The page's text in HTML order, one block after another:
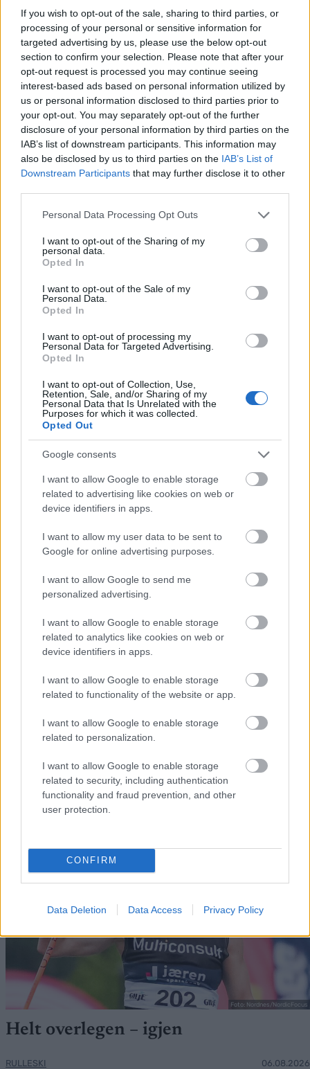
If you wish to opt-out of the sale, sharing to third parties, or
processing of your personal or sensitive information for
targeted advertising by us, please use the below opt-out
section to confirm your selection. Please note that after your
opt-out request is processed you may continue seeing
interest-based ads based on personal information utilized by
us or personal information disclosed to third parties prior to
your opt-out. You may separately opt-out of the further
disclosure of your personal information by third parties on the
IAB’s list of downstream participants. This information may
also be disclosed by us to third parties on the IAB’s List of
Downstream Participants that may further disclose it to other
Please note that this website/app uses one or more Google
not limited to your visit or usage behaviour. You may click to
grant or deny consent to Google and its third-party tags to
use your data for below specified purposes in below Google
consent section.
Personal Data Processing Opt Outs
I want to opt-out of the Sharing of my
personal data.
Opted In
I want to opt-out of the Sale of my
Personal Data.
Opted In
I want to opt-out of processing my
Personal Data for Targeted Advertising.
Opted In
I want to opt-out of Collection, Use,
Retention, Sale, and/or Sharing of my
Personal Data that Is Unrelated with the
Purposes for which it was collected.
Opted Out
Google consents
I want to allow Google to enable storage
related to advertising like cookies on web or
device identifiers in apps.
I want to allow my user data to be sent to
Google for online advertising purposes.
I want to allow Google to send me
personalized advertising.
I want to allow Google to enable storage
related to analytics like cookies on web or
device identifiers in apps.
I want to allow Google to enable storage
related to functionality of the website or app.
I want to allow Google to enable storage
related to personalization.
I want to allow Google to enable storage
related to security, including authentication
functionality and fraud prevention, and other
user protection.
CONFIRM
Data Deletion Data Access Privacy Policy
Andrew Musgrave gir alt en sjanse til å vise frem
sine stakeferdigheter når han stiller til start i
klassisk-konkurransen til Lysebotn under
Blinkfestivalen. Det er imidlertid allerede klart at
Musgrave kan heve seg i motbakke og med denne
stilarten. I fjor stakk han av med en overbevisende
seier og er med det regjerende mester.
Alle startlister og resultatlister fra Blinkfestivalen
finner dere her
Meld deg på vårt nyhetsbrev
Meld deg på
MEST LEST
gull
Vasalo
ppsei
er det
slutt...
28.0
26
2
Norsk
makto
ning i
Frank
Er i
en
egen
klasse
SKI
S
26.0
26
3
Falt
ur –
brakk
n
DISTANC
SKI
S
08.0
26
4 Slo
signer
er
North
SKI
S
05.0
8.20
26
CLASSIC
S
FLERE ARTIKLER
Foto: Nordnes/NordicFocus
Helt overlegen – igjen
RULLESKI 06.08.2026